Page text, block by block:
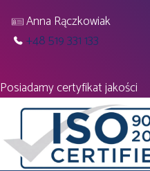
Anna Rączkowiak
+48 519 331 133
Posiadamy certyfikat jakości